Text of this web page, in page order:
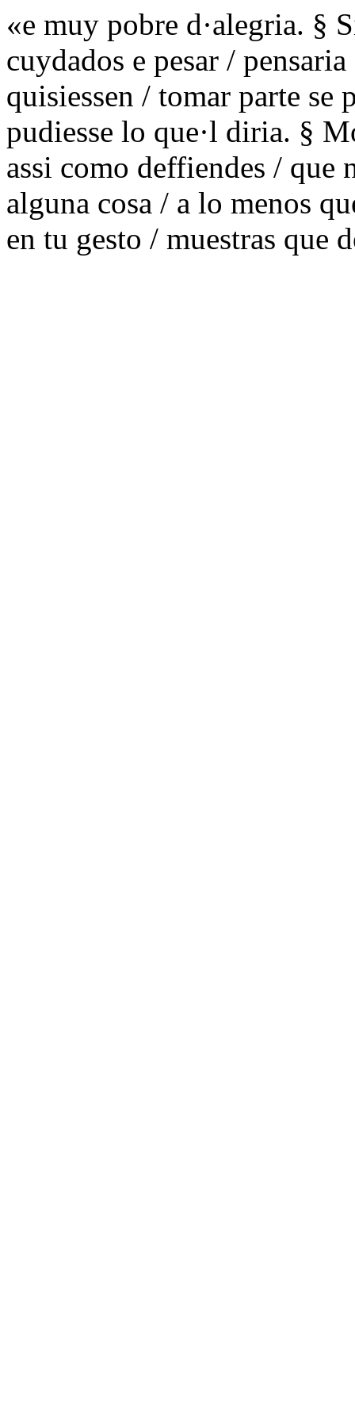
«e muy pobre d·alegria. §
cuydados e pesar /
quisiessen / tomar parte se
pudiesse lo que·l diria. §
assi como deffiendes / que
alguna cosa / a lo menos
en tu gesto / muestras que